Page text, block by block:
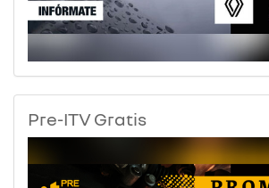
Pre-ITV Gratis